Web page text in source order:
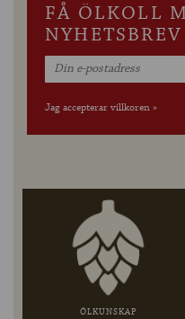
FÅ ÖLKOLL
NYHETSBREV
Jag accepterar villkoren »
ÖLKUNSKAP